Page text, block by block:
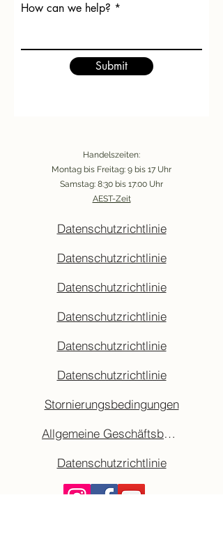
How can we help?
Submit
Handelszeiten:
Montag bis Freitag: 9 bis 17 Uhr
Samstag: 8:30 bis 17:00 Uhr
AEST-Zeit
Datenschutzrichtlinie
Datenschutzrichtlinie
Datenschutzrichtlinie
Datenschutzrichtlinie
Datenschutzrichtlinie
Datenschutzrichtlinie
Stornierungsbedingungen
Allgemeine Geschäftsbedingungen
Datenschutzrichtlinie